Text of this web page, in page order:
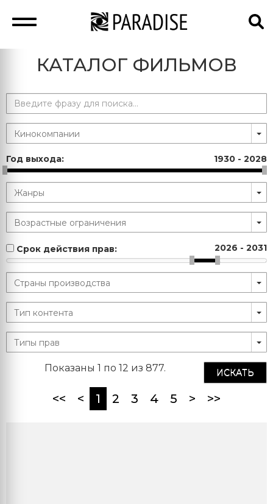
КАТАЛОГ ФИЛЬМОВ
Год выхода: 1930 - 2028
Срок действия прав: 2026 - 2031
ИСКАТЬ
Показаны 1 по 12 из 877.
<< < 1 (current)
2 3 4 5 > >>